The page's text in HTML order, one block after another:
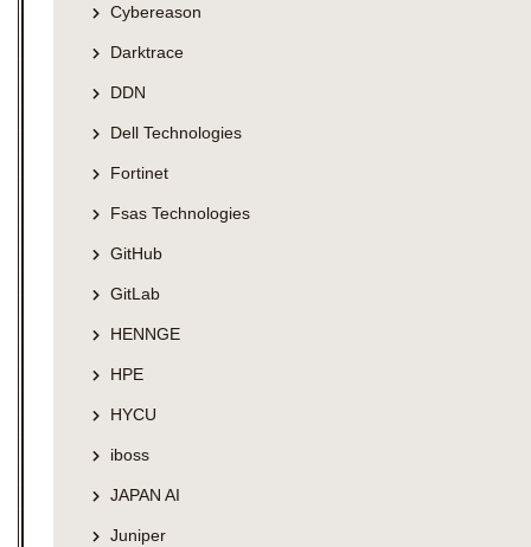
Cybereason
Darktrace
DDN
Dell Technologies
Fortinet
Fsas Technologies
GitHub
GitLab
HENNGE
HPE
HYCU
iboss
JAPAN AI
Juniper